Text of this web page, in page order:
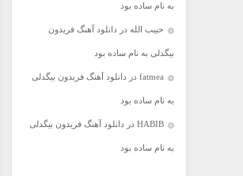
محمد علیزاده
مرتضی اشرفی
مرتضی سرمدی
مهدی جهانی
مهدی یغمایی
میثم ابراهیمی
میلاد راستاد
به نام ساده بود
حبیب الله در دانلود آهنگ فریدون
بیگدلی به نام ساده بود
fatmea در دانلود آهنگ فریدون بیگدلی
به نام ساده بود
HABIB در دانلود آهنگ فریدون بیگدلی
به نام ساده بود